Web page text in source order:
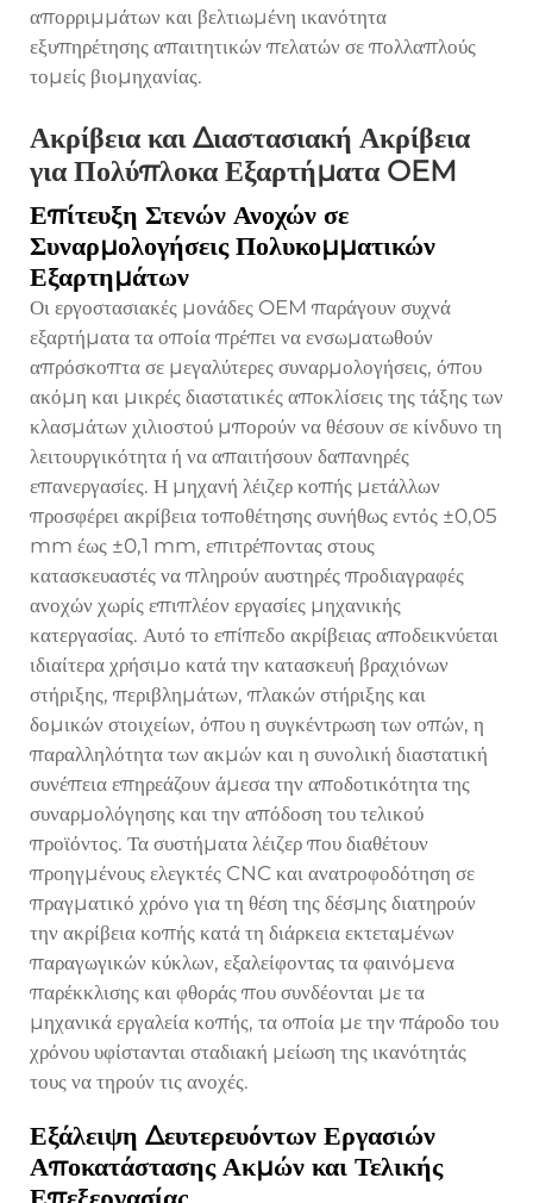
απορριμμάτων και βελτιωμένη ικανότητα
εξυπηρέτησης απαιτητικών πελατών σε πολλαπλούς
τομείς βιομηχανίας.
Ακρίβεια και Διαστασιακή Ακρίβεια
για Πολύπλοκα Εξαρτήματα OEM
Επίτευξη Στενών Ανοχών σε
Συναρμολογήσεις Πολυκομματικών
Εξαρτημάτων
Οι εργοστασιακές μονάδες OEM παράγουν συχνά
εξαρτήματα τα οποία πρέπει να ενσωματωθούν
απρόσκοπτα σε μεγαλύτερες συναρμολογήσεις, όπου
ακόμη και μικρές διαστατικές αποκλίσεις της τάξης των
κλασμάτων χιλιοστού μπορούν να θέσουν σε κίνδυνο τη
λειτουργικότητα ή να απαιτήσουν δαπανηρές
επανεργασίες. Η μηχανή λέιζερ κοπής μετάλλων
προσφέρει ακρίβεια τοποθέτησης συνήθως εντός ±0,05
mm έως ±0,1 mm, επιτρέποντας στους
κατασκευαστές να πληρούν αυστηρές προδιαγραφές
ανοχών χωρίς επιπλέον εργασίες μηχανικής
κατεργασίας. Αυτό το επίπεδο ακρίβειας αποδεικνύεται
ιδιαίτερα χρήσιμο κατά την κατασκευή βραχιόνων
στήριξης, περιβλημάτων, πλακών στήριξης και
δομικών στοιχείων, όπου η συγκέντρωση των οπών, η
παραλληλότητα των ακμών και η συνολική διαστατική
συνέπεια επηρεάζουν άμεσα την αποδοτικότητα της
συναρμολόγησης και την απόδοση του τελικού
προϊόντος. Τα συστήματα λέιζερ που διαθέτουν
προηγμένους ελεγκτές CNC και ανατροφοδότηση σε
πραγματικό χρόνο για τη θέση της δέσμης διατηρούν
την ακρίβεια κοπής κατά τη διάρκεια εκτεταμένων
παραγωγικών κύκλων, εξαλείφοντας τα φαινόμενα
παρέκκλισης και φθοράς που συνδέονται με τα
μηχανικά εργαλεία κοπής, τα οποία με την πάροδο του
χρόνου υφίστανται σταδιακή μείωση της ικανότητάς
τους να τηρούν τις ανοχές.
Εξάλειψη Δευτερευόντων Εργασιών
Αποκατάστασης Ακμών και Τελικής